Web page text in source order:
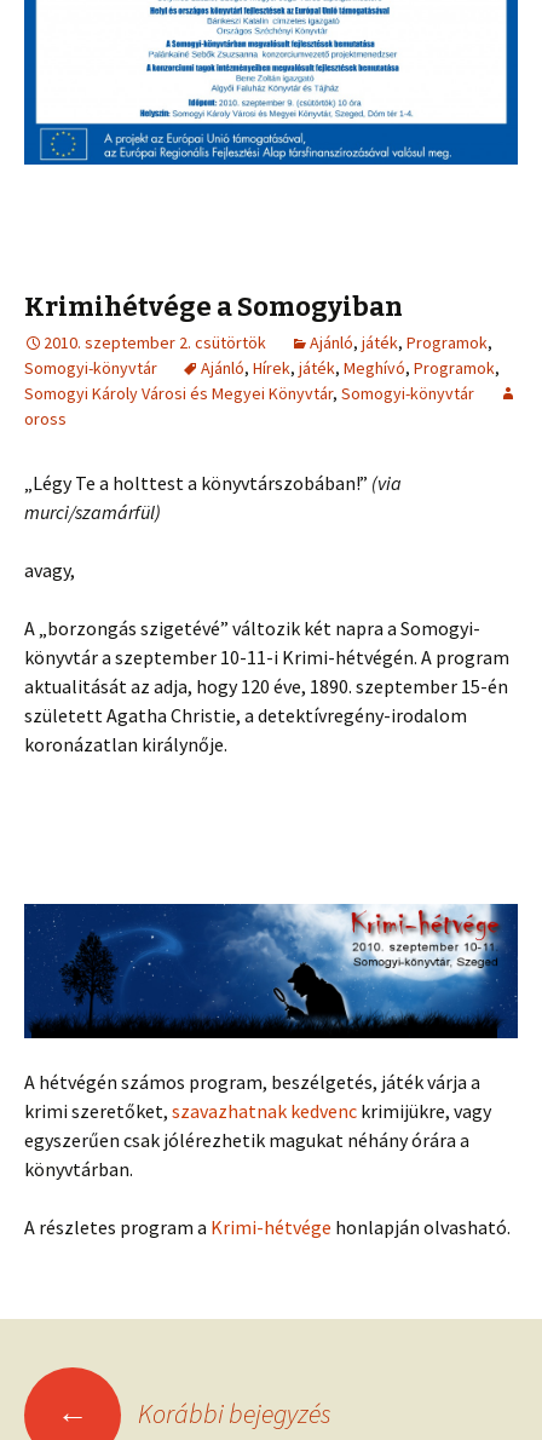
Krimihétvége a Somogyiban
2010. szeptember 2. csütörtök Ajánló, játék, Programok,
Somogyi-könyvtár
Ajánló, Hírek, játék, Meghívó, Programok,
Somogyi Károly Városi és Megyei Könyvtár, Somogyi-könyvtár
oross
„Légy Te a holttest a könyvtárszobában!” (via
murci/szamárfül)
avagy,
A „borzongás szigetévé” változik két napra a Somogyi-
könyvtár a szeptember 10-11-i Krimi-hétvégén. A program
aktualitását az adja, hogy 120 éve, 1890. szeptember 15-én
született Agatha Christie, a detektívregény-irodalom
koronázatlan királynője.
A hétvégén számos program, beszélgetés, játék várja a
krimi szeretőket, szavazhatnak kedvenc krimijükre, vagy
egyszerűen csak jólérezhetik magukat néhány órára a
könyvtárban.
A részletes program a Krimi-hétvége honlapján olvasható.
Bejegyzések
← Korábbi bejegyzés